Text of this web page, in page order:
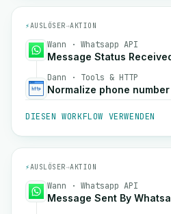
⚡AUSLÖSER→AKTION
Wann · Whatsapp API
Message Status
Dann · Tools & HTTP
Normalize phone number
DIESEN WORKFLOW VERWENDEN
⚡AUSLÖSER→AKTION
Wann · Whatsapp API
Message Sent By